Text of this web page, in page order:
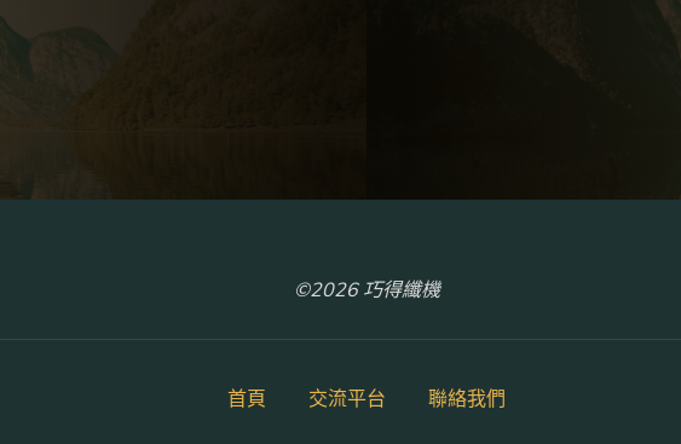
©2026 巧得纖機
首頁 交流平台 聯絡我們